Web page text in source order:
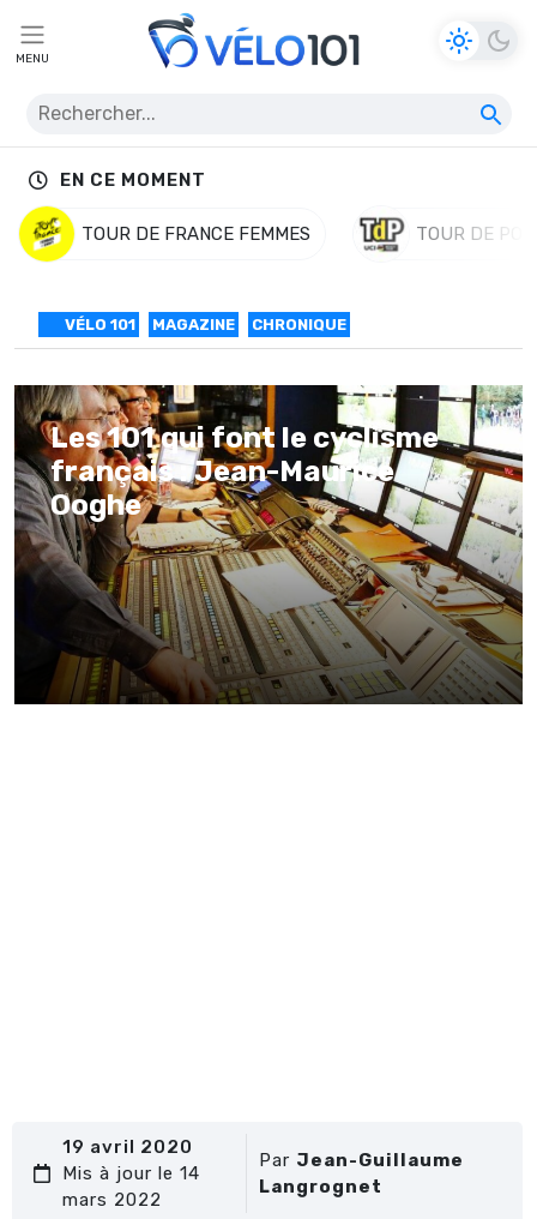
MENU
EN CE MOMENT
TOUR DE FRANCE FEMMES TOUR DE
VÉLO 101 MAGAZINE CHRONIQUE
Les 101 qui font le cyclisme
français : Jean-Maurice
Ooghe
19 avril 2020
Mis à jour le 14
mars 2022
Par Jean-Guillaume
Langrognet